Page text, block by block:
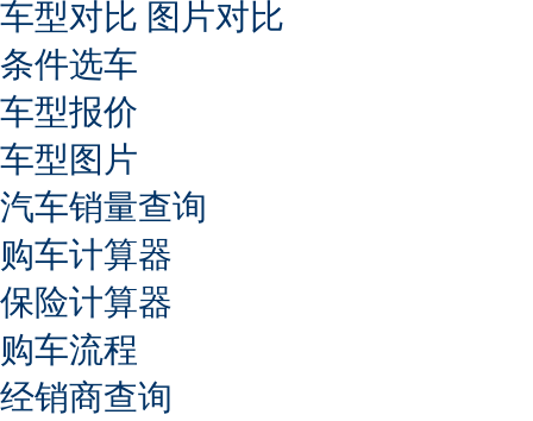
车型对比 图片对比
条件选车
车型报价
车型图片
汽车销量查询
购车计算器
保险计算器
购车流程
经销商查询